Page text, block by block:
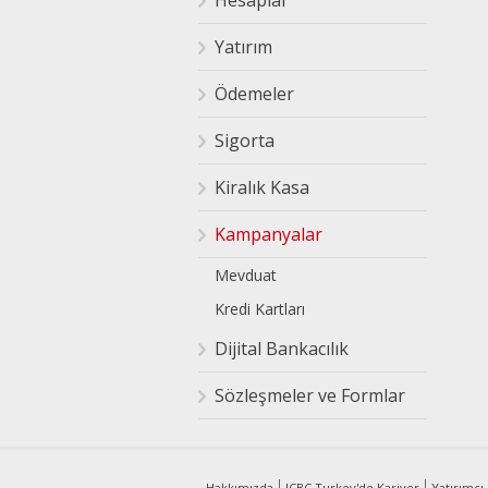
Yatırım
Ödemeler
Sigorta
Kiralık Kasa
Kampanyalar
Mevduat
Kredi Kartları
Dijital Bankacılık
Sözleşmeler ve Formlar